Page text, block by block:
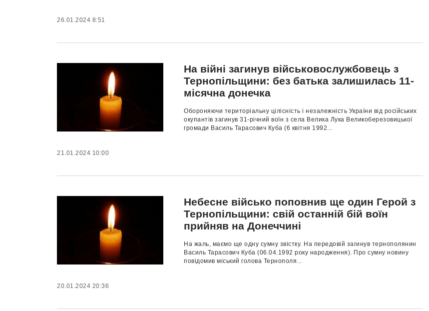
26.01.2024 8:51
На війні загинув військовослужбовець з
Тернопільщини: без батька залишилась 11-
місячна донечка
Обороняючи територіальну цілісність і незалежність України від російських
окупантів загинув 31-річний воїн з села Велика Лука Великоберезовицької
громади Василь Тарасович Куба (6 квітня 1992...
21.01.2024 10:00
Небесне військо поповнив ще один Герой з
Тернопільщини: свій останній бій воїн
прийняв на Донеччині
На жаль, маємо ще одну сумну звістку. На передовій загинув тернополянин
Василь Тарасович Куба (06.04.1992 року народження). Про сумну новину
повідомив міський голова Тернополя...
20.01.2024 20:36